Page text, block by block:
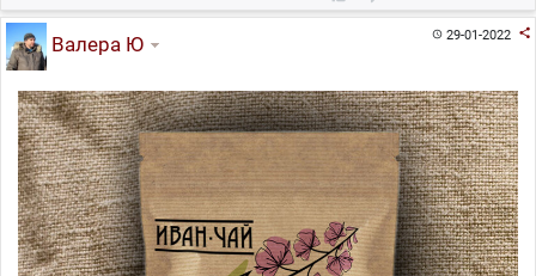
29-01-2022 
Валера Ю